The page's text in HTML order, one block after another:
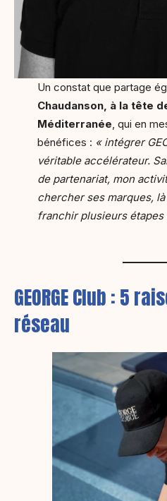
Un constat que partage
Chaudanson, à la tête
Méditerranée , qui en
bénéfices : « intégrer
véritable accélérateur.
de partenariat, mon
chercher ses marques,
franchir plusieurs
GEORGE Club : 5
réseau